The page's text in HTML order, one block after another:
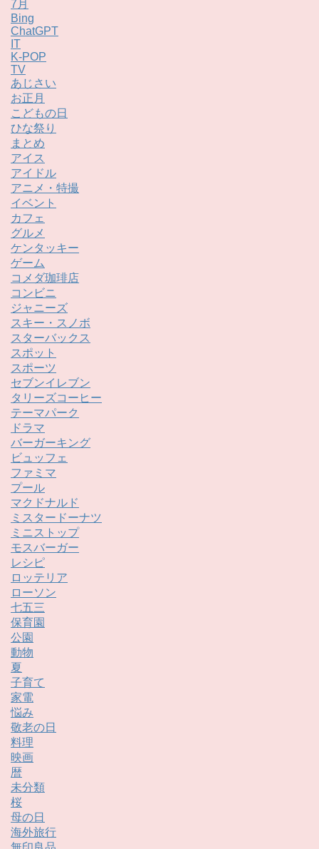
7月
Bing
ChatGPT
IT
K-POP
TV
あじさい
お正月
こどもの日
ひな祭り
まとめ
アイス
アイドル
アニメ・特撮
イベント
カフェ
グルメ
ケンタッキー
ゲーム
コメダ珈琲店
コンビニ
ジャニーズ
スキー・スノボ
スターバックス
スポット
スポーツ
セブンイレブン
タリーズコーヒー
テーマパーク
ドラマ
バーガーキング
ビュッフェ
ファミマ
プール
マクドナルド
ミスタードーナツ
ミニストップ
モスバーガー
レシピ
ロッテリア
ローソン
七五三
保育園
公園
動物
夏
子育て
家電
悩み
敬老の日
料理
映画
暦
未分類
桜
母の日
海外旅行